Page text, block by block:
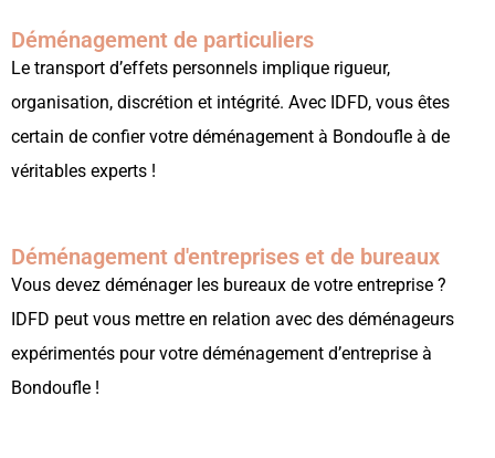
Déménagement de particuliers
Le transport d’effets personnels implique rigueur,
organisation, discrétion et intégrité. Avec IDFD, vous êtes
certain de confier votre déménagement à Bondoufle à de
véritables experts !
Déménagement d'entreprises et de bureaux
Vous devez déménager les bureaux de votre entreprise ?
IDFD peut vous mettre en relation avec des déménageurs
expérimentés pour votre déménagement d’entreprise à
Bondoufle !